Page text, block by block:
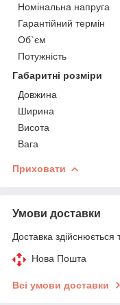
Номінальна напруга
Гарантійний термін
Об`єм
Потужність
Габаритні розміри
Довжина
Ширина
Висота
Вага
Приховати
Умови доставки
Доставка здійснюється
Нова Пошта
Всі умови доставки